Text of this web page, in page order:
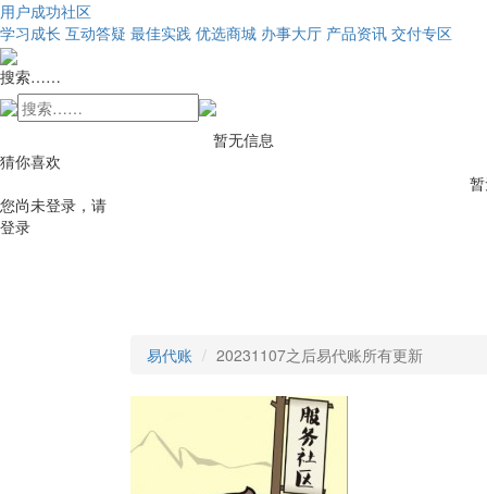
用户成功社区
学习成长 互动答疑 最佳实践 优选商城 办事大厅 产品资讯 交付专区
搜索……
暂无信息
猜你喜欢
您尚未登录，请
登录
易代账 20231107之后易代账所有更新